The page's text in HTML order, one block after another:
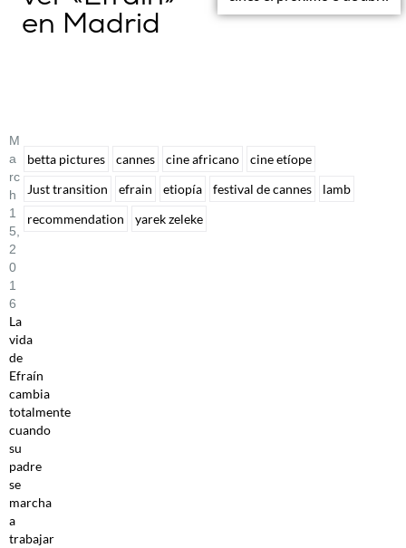
en Madrid
M
A
Rc
H
1
5,
2
0
1
6
La
vida
de
Efraín
cambia
totalmente
cuando
su
padre
se
marcha
a
trabajar
betta pictures cannes cine africano
cine etíope
Just transition
efrain etiopía festival de cannes
lamb
recommendation
yarek zeleke